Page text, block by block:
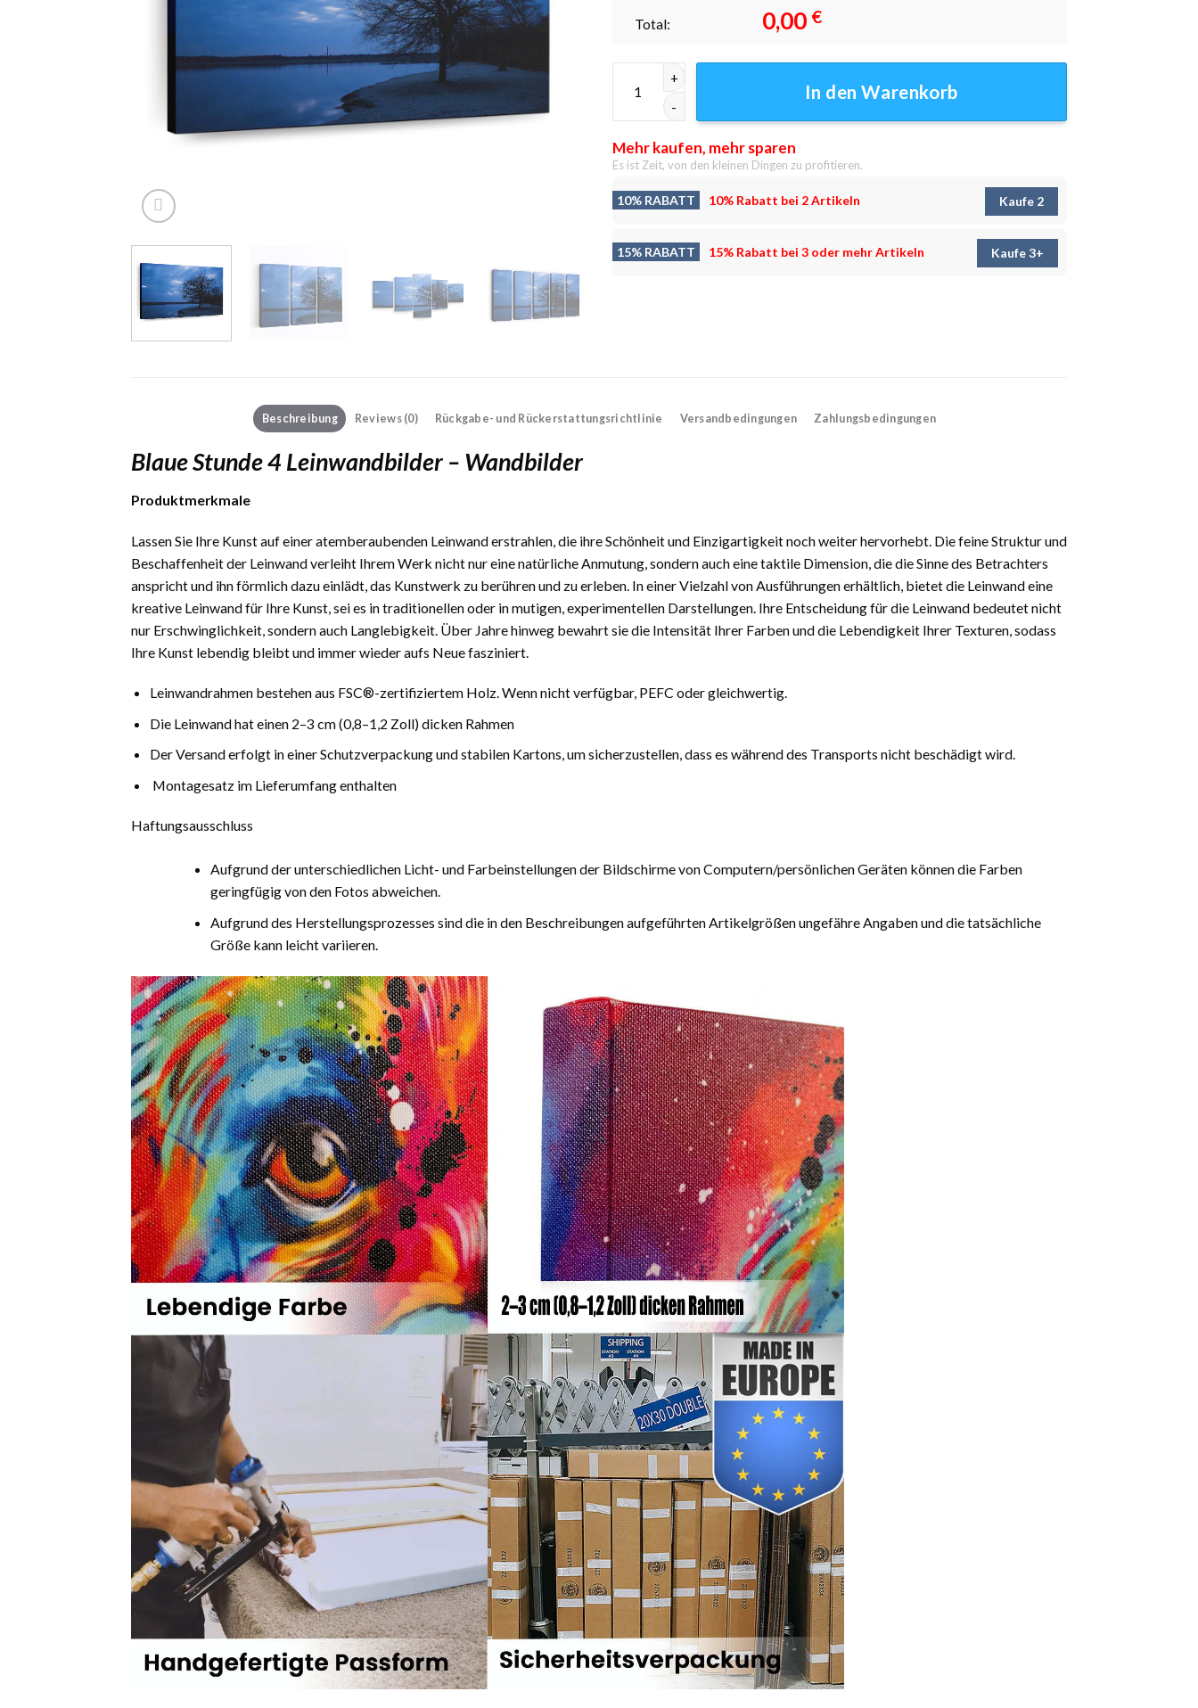
Total: 0,00 €
Blaue Stunde 4 Leinwandbilder - Wandbilder Menge
In den Warenkorb
Mehr kaufen, mehr sparen
Es ist Zeit, von den kleinen Dingen zu profitieren.
10% RABATT 10% Rabatt bei 2 Artikeln Kaufe 2
15% RABATT 15% Rabatt bei 3 oder mehr Artikeln Kaufe 3+
Beschreibung Reviews (0) Rückgabe- und Rückerstattungsrichtlinie Versandbedingungen Zahlungsbedingungen
Blaue Stunde 4 Leinwandbilder – Wandbilder
Produktmerkmale
Lassen Sie Ihre Kunst auf einer atemberaubenden Leinwand erstrahlen, die ihre Schönheit und Einzigartigkeit noch weiter hervorhebt. Die feine Struktur und
Beschaffenheit der Leinwand verleiht Ihrem Werk nicht nur eine natürliche Anmutung, sondern auch eine taktile Dimension, die die Sinne des Betrachters
anspricht und ihn förmlich dazu einlädt, das Kunstwerk zu berühren und zu erleben. In einer Vielzahl von Ausführungen erhältlich, bietet die Leinwand eine
kreative Leinwand für Ihre Kunst, sei es in traditionellen oder in mutigen, experimentellen Darstellungen. Ihre Entscheidung für die Leinwand bedeutet nicht
nur Erschwinglichkeit, sondern auch Langlebigkeit. Über Jahre hinweg bewahrt sie die Intensität Ihrer Farben und die Lebendigkeit Ihrer Texturen, sodass
Ihre Kunst lebendig bleibt und immer wieder aufs Neue fasziniert.
Leinwandrahmen bestehen aus FSC®-zertifiziertem Holz. Wenn nicht verfügbar, PEFC oder gleichwertig.
Die Leinwand hat einen 2–3 cm (0,8–1,2 Zoll) dicken Rahmen
Der Versand erfolgt in einer Schutzverpackung und stabilen Kartons, um sicherzustellen, dass es während des Transports nicht beschädigt wird.
Montagesatz im Lieferumfang enthalten
Haftungsausschluss
Aufgrund der unterschiedlichen Licht- und Farbeinstellungen der Bildschirme von Computern/persönlichen Geräten können die Farben
geringfügig von den Fotos abweichen.
Aufgrund des Herstellungsprozesses sind die in den Beschreibungen aufgeführten Artikelgrößen ungefähre Angaben und die tatsächliche
Größe kann leicht variieren.